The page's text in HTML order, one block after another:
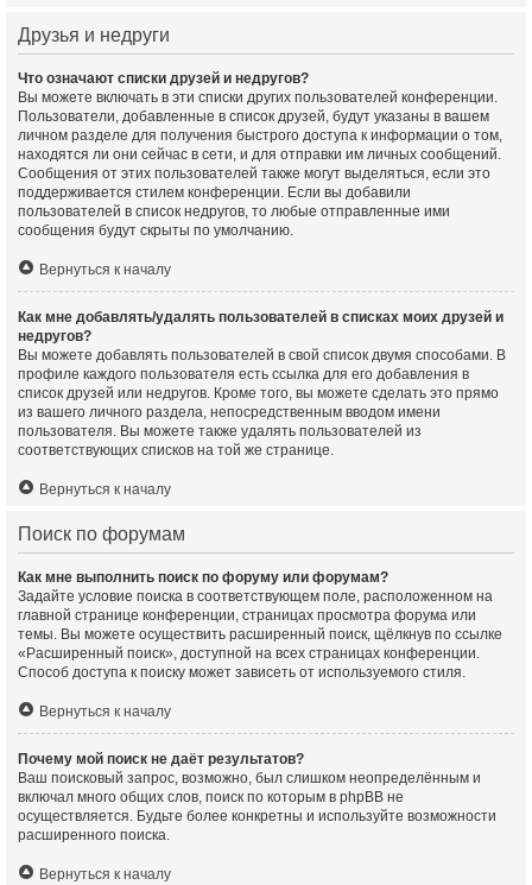
Друзья и недруги
Что означают списки друзей и недругов?
Вы можете включать в эти списки других пользователей конференции.
Пользователи, добавленные в список друзей, будут указаны в вашем
личном разделе для получения быстрого доступа к информации о том,
находятся ли они сейчас в сети, и для отправки им личных сообщений.
Сообщения от этих пользователей также могут выделяться, если это
поддерживается стилем конференции. Если вы добавили
пользователей в список недругов, то любые отправленные ими
сообщения будут скрыты по умолчанию.
Вернуться к началу
Как мне добавлять/удалять пользователей в списках моих друзей и
недругов?
Вы можете добавлять пользователей в свой список двумя способами. В
профиле каждого пользователя есть ссылка для его добавления в
список друзей или недругов. Кроме того, вы можете сделать это прямо
из вашего личного раздела, непосредственным вводом имени
пользователя. Вы можете также удалять пользователей из
соответствующих списков на той же странице.
Вернуться к началу
Поиск по форумам
Как мне выполнить поиск по форуму или форумам?
Задайте условие поиска в соответствующем поле, расположенном на
главной странице конференции, страницах просмотра форума или
темы. Вы можете осуществить расширенный поиск, щёлкнув по ссылке
«Расширенный поиск», доступной на всех страницах конференции.
Способ доступа к поиску может зависеть от используемого стиля.
Вернуться к началу
Почему мой поиск не даёт результатов?
Ваш поисковый запрос, возможно, был слишком неопределённым и
включал много общих слов, поиск по которым в phpBB не
осуществляется. Будьте более конкретны и используйте возможности
расширенного поиска.
Вернуться к началу